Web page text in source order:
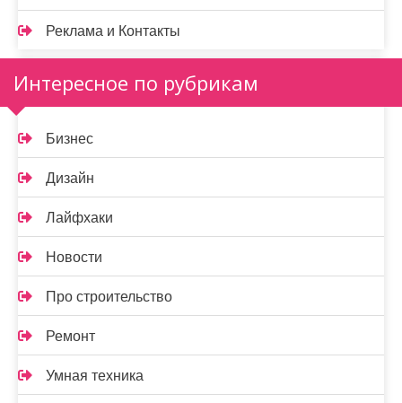
Реклама и Контакты
Интересное по рубрикам
Бизнес
Дизайн
Лайфхаки
Новости
Про строительство
Ремонт
Умная техника